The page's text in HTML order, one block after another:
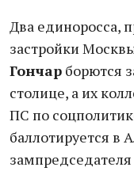
Два единоросса,
застройки
Гончар борются
столице, а их
ПС по
баллотируется в